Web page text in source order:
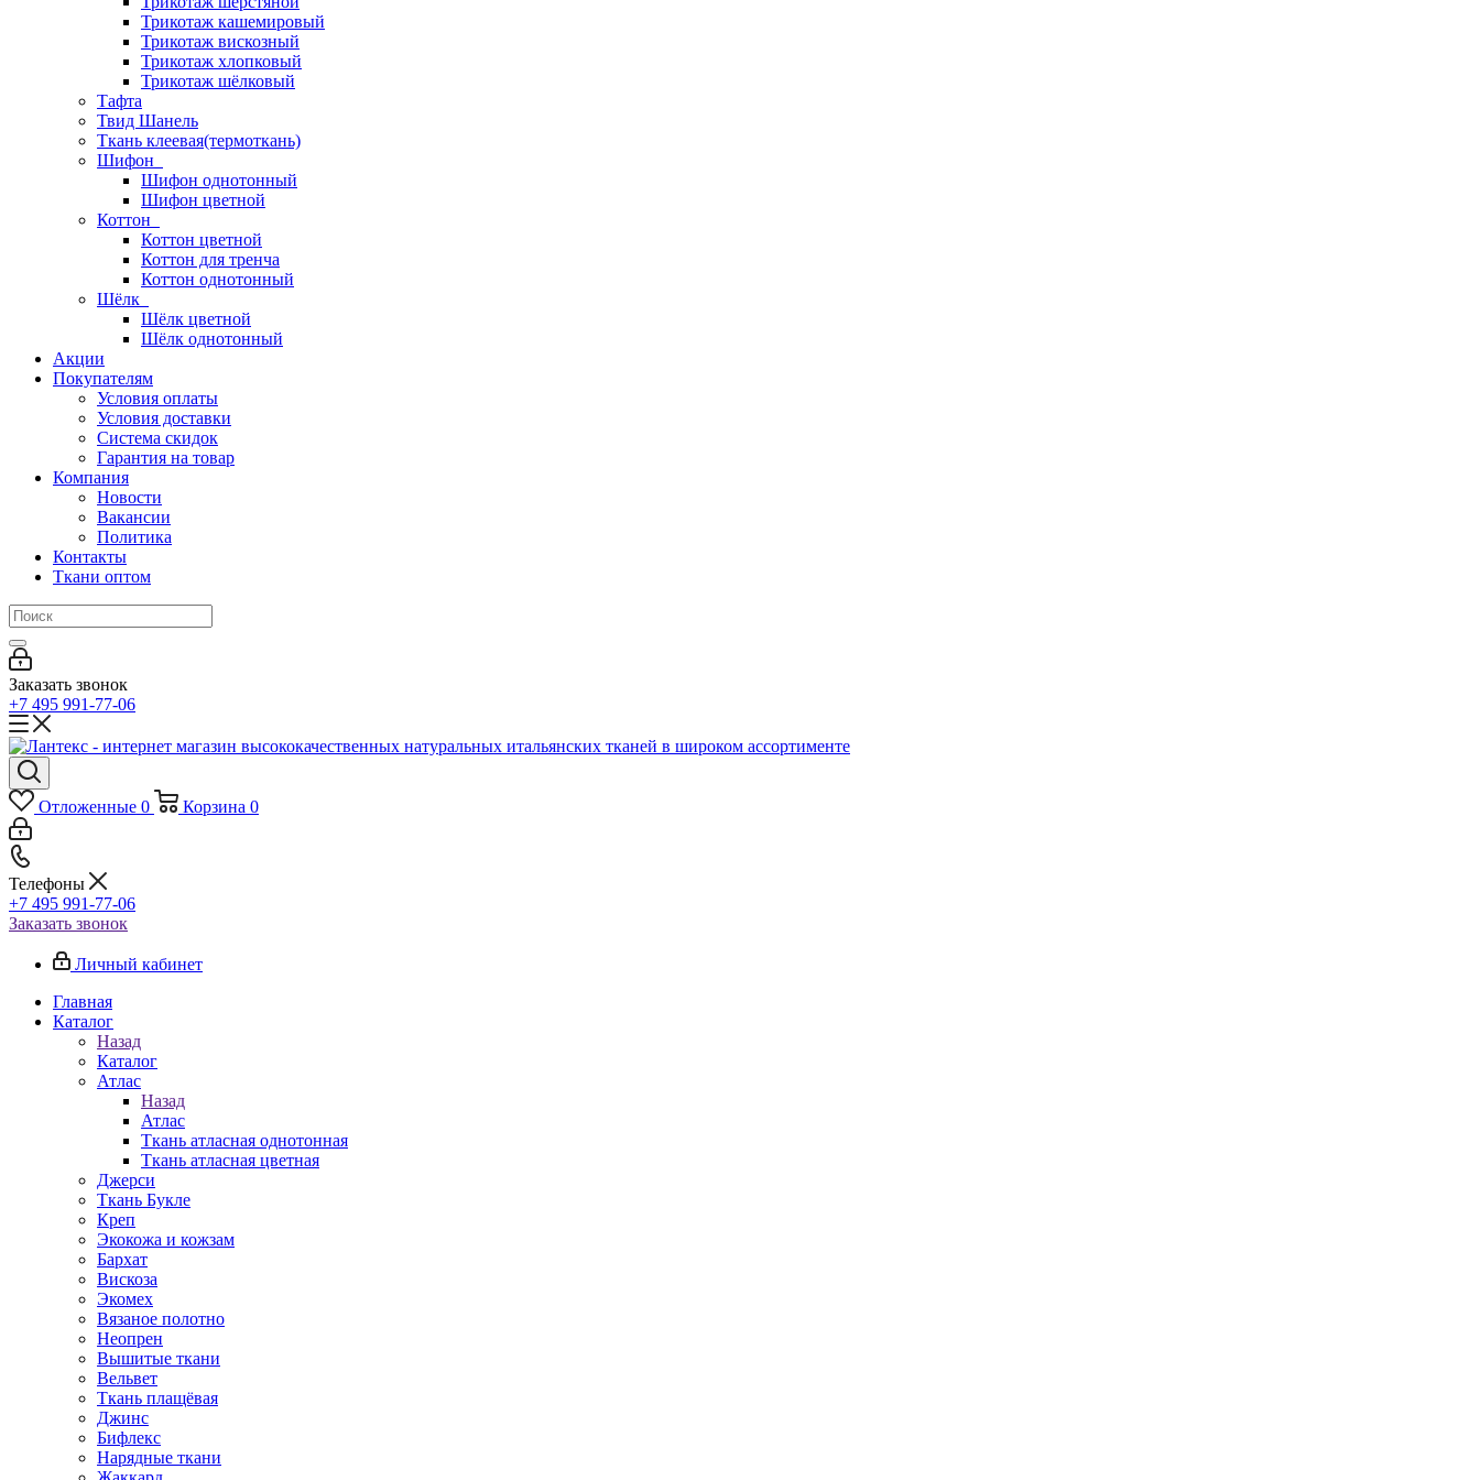
Трикотаж кашемировый
Трикотаж вискозный
Трикотаж хлопковый
Трикотаж шёлковый
Тафта
Твид Шанель
Ткань клеевая(термоткань)
Шифон
Шифон однотонный
Шифон цветной
Коттон
Коттон цветной
Коттон для тренча
Коттон однотонный
Шёлк
Шёлк цветной
Шёлк однотонный
Акции
Покупателям
Условия оплаты
Условия доставки
Система скидок
Гарантия на товар
Компания
Новости
Вакансии
Политика
Контакты
Ткани оптом
Заказать звонок
+7 495 991-77-06
Отложенные 0 Корзина 0
Телефоны
+7 495 991-77-06
Заказать звонок
Личный кабинет
Главная
Каталог
Назад
Каталог
Атлас
Назад
Атлас
Ткань атласная однотонная
Ткань атласная цветная
Джерси
Ткань Букле
Креп
Экокожа и кожзам
Бархат
Вискоза
Экомех
Вязаное полотно
Неопрен
Вышитые ткани
Вельвет
Ткань плащёвая
Джинс
Бифлекс
Нарядные ткани